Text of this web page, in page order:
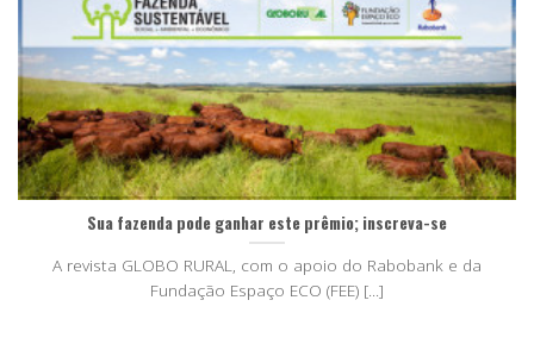
Sua fazenda pode ganhar este prêmio; inscreva-se
A revista GLOBO RURAL, com o apoio do Rabobank e da
Fundação Espaço ECO (FEE) [...]